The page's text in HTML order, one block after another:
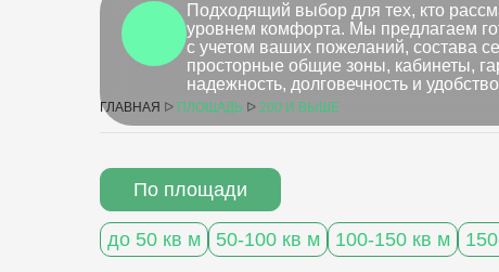
Подходящий выбор для тех, кто
уровнем комфорта. Мы предлагаем
с учетом ваших пожеланий, состава
просторные общие зоны, кабинеты,
надежность, долговечность и
ГЛАВНАЯ ᐅ ПЛОЩАДЬ ᐅ 200 И ВЫШЕ
По площади
до 50 кв м 50-100 кв м 100-150 кв м